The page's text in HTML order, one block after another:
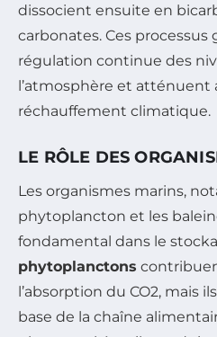
dissocient ensuite en
carbonates. Ces processus
régulation continue des
l’atmosphère et atténuent
réchauffement climatique.
LE RÔLE DES
Les organismes marins,
phytoplancton et les
fondamental dans le
phytoplanctons
l’absorption du CO2, mais
base de la chaîne